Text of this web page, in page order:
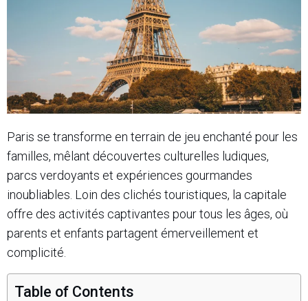
Paris se transforme en terrain de jeu enchanté pour les
familles, mêlant découvertes culturelles ludiques,
parcs verdoyants et expériences gourmandes
inoubliables. Loin des clichés touristiques, la capitale
offre des activités captivantes pour tous les âges, où
parents et enfants partagent émerveillement et
complicité.
Table of Contents